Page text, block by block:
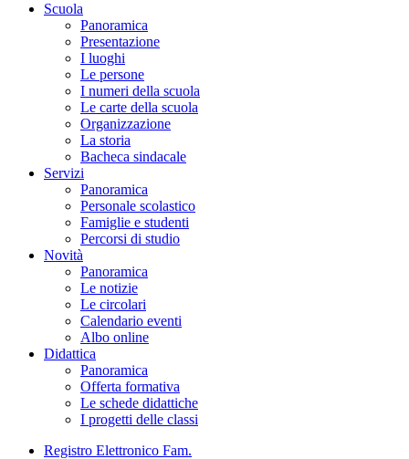
Scuola
Panoramica
Presentazione
I luoghi
Le persone
I numeri della scuola
Le carte della scuola
Organizzazione
La storia
Bacheca sindacale
Servizi
Panoramica
Personale scolastico
Famiglie e studenti
Percorsi di studio
Novità
Panoramica
Le notizie
Le circolari
Calendario eventi
Albo online
Didattica
Panoramica
Offerta formativa
Le schede didattiche
I progetti delle classi
Registro Elettronico Fam.